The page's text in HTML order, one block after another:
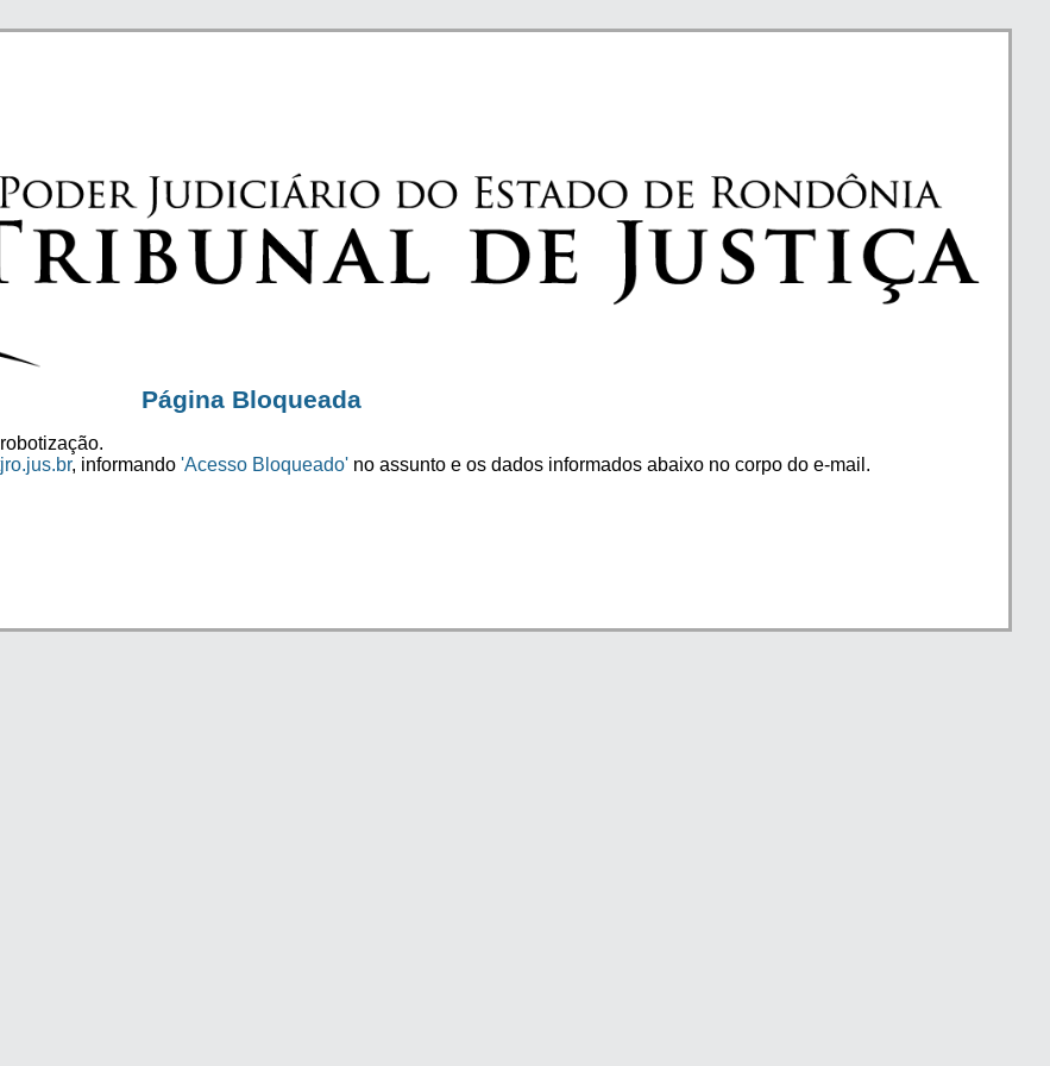
Página Bloqueada
, informando 'Acesso Bloqueado' no assunto e os dados informados abaixo no corpo do e-mail.